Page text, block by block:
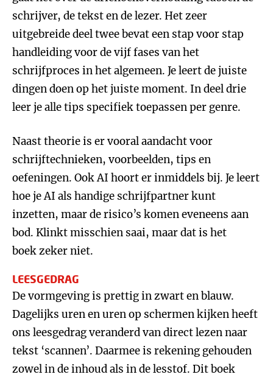
schrijver, de tekst en de lezer. Het zeer
uitgebreide deel twee bevat een stap voor stap
handleiding voor de vijf fases van het
schrijfproces in het algemeen. Je leert de juiste
dingen doen op het juiste moment. In deel drie
leer je alle tips specifiek toepassen per genre.
Naast theorie is er vooral aandacht voor
schrijftechnieken, voorbeelden, tips en
oefeningen. Ook AI hoort er inmiddels bij. Je leert
hoe je AI als handige schrijfpartner kunt
inzetten, maar de risico’s komen eveneens aan
bod. Klinkt misschien saai, maar dat is het
boek zeker niet.
LEESGEDRAG
De vormgeving is prettig in zwart en blauw.
Dagelijks uren en uren op schermen kijken heeft
ons leesgedrag veranderd van direct lezen naar
tekst ‘scannen’. Daarmee is rekening gehouden
zowel in de inhoud als in de lesstof. Dit boek